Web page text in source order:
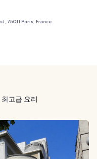
75011 Paris, France
고급 요리